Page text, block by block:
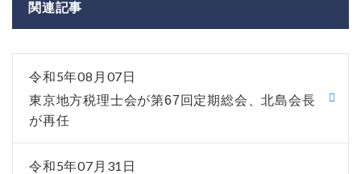
関連記事
令和5年08月07日
東京地方税理士会が第67回定期総会、北島会長
が再任
令和5年07月31日